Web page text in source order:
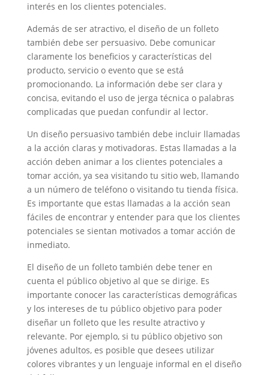
interés en los clientes potenciales.
Además de ser atractivo, el diseño de un folleto
también debe ser persuasivo. Debe comunicar
claramente los beneficios y características del
producto, servicio o evento que se está
promocionando. La información debe ser clara y
concisa, evitando el uso de jerga técnica o palabras
complicadas que puedan confundir al lector.
Un diseño persuasivo también debe incluir llamadas
a la acción claras y motivadoras. Estas llamadas a la
acción deben animar a los clientes potenciales a
tomar acción, ya sea visitando tu sitio web, llamando
a un número de teléfono o visitando tu tienda física.
Es importante que estas llamadas a la acción sean
fáciles de encontrar y entender para que los clientes
potenciales se sientan motivados a tomar acción de
inmediato.
El diseño de un folleto también debe tener en
cuenta el público objetivo al que se dirige. Es
importante conocer las características demográficas
y los intereses de tu público objetivo para poder
diseñar un folleto que les resulte atractivo y
relevante. Por ejemplo, si tu público objetivo son
jóvenes adultos, es posible que desees utilizar
colores vibrantes y un lenguaje informal en el diseño